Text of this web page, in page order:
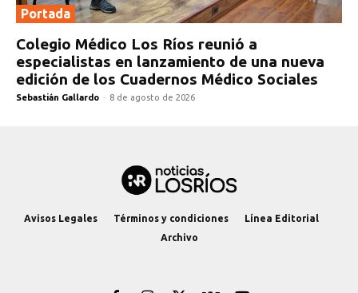
Portada
Colegio Médico Los Ríos reunió a
especialistas en lanzamiento de una nueva
edición de los Cuadernos Médico Sociales
Sebastián Gallardo - 8 de agosto de 2026
Avisos Legales Términos y condiciones
Línea Editorial
Archivo